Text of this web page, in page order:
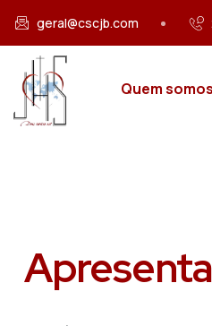
Passar para o conteúdo principal
geral@cscjb.com
Quem somos